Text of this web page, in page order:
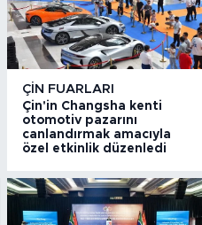
ÇIN FUARLARI
Çin'in Changsha kenti
otomotiv pazarını
canlandırmak amacıyla
özel etkinlik düzenledi